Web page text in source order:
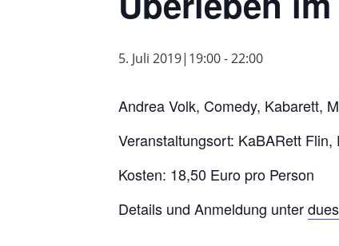
5. Juli 2019|19:00-22:00
Andrea Volk, Comedy, Kabarett,
Veranstaltungsort: KaBARett Flin,
Kosten: 18,50 Euro pro Person
Details und Anmeldung unter